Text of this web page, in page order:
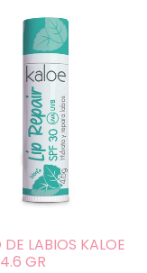
LABIOS KALOE
GR